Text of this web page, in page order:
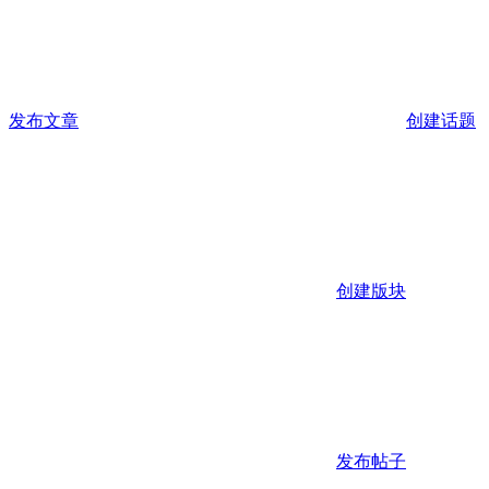
发布文章 创建话题
创建版块
发布帖子